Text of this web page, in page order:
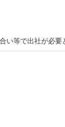
等で出社が必要